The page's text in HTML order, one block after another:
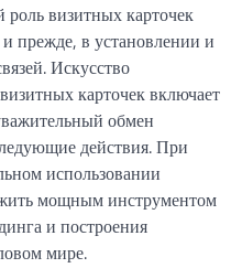
визитных карточек
прежде, в установлении и
Искусство
карточек включает
обмен
действия. При
использовании
мощным инструментом
и построения
мире.